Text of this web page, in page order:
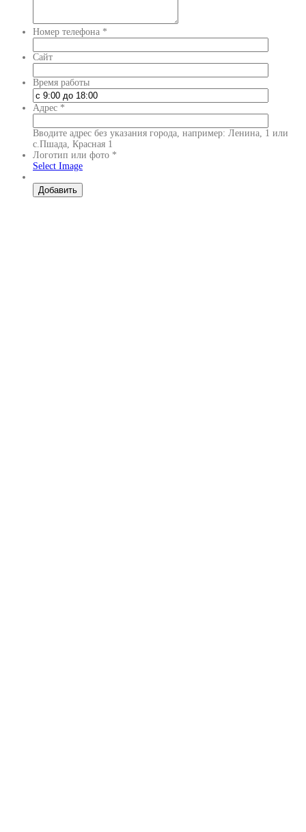
Номер телефона *
Сайт
Время работы
Адрес *
Вводите адрес без указания города, например: Ленина, 1 или
с.Пшада, Красная 1
Логотип или фото *
Select Image